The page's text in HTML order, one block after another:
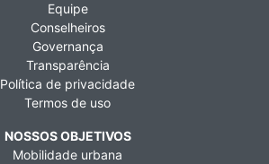
Equipe
Conselheiros
Governança
Transparência
Política de privacidade
Termos de uso
NOSSOS OBJETIVOS
Mobilidade urbana